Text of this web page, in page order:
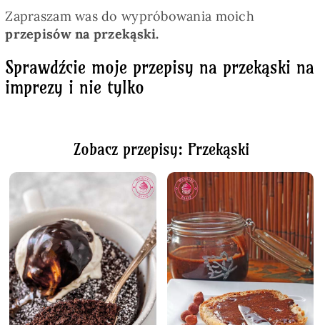
Zapraszam was do wypróbowania moich
przepisów na przekąski.
Sprawdźcie moje przepisy na przekąski na
imprezy i nie tylko
Zobacz przepisy: Przekąski